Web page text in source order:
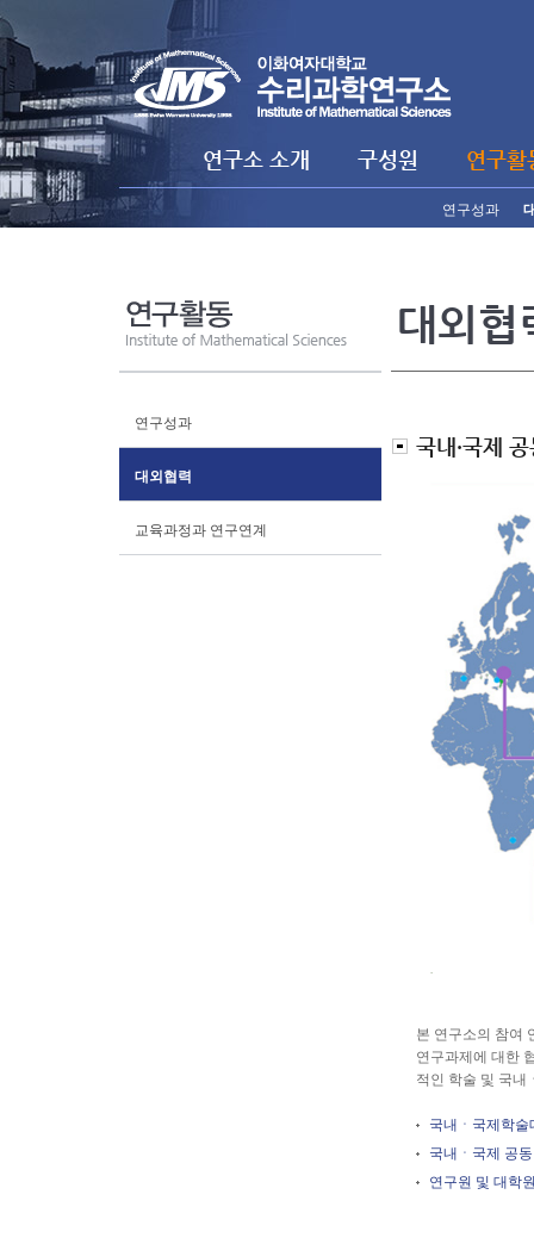
연구소 소개 구성원 연구활
연구성과
연구성과
대외협력
교육과정과 연구연계
국내·국제
본 연구소의 참여
연구과제에 대한
적인 학술 및 국내
국내ㆍ국제학
국내ㆍ국제 공
연구원 및 대학
대외협